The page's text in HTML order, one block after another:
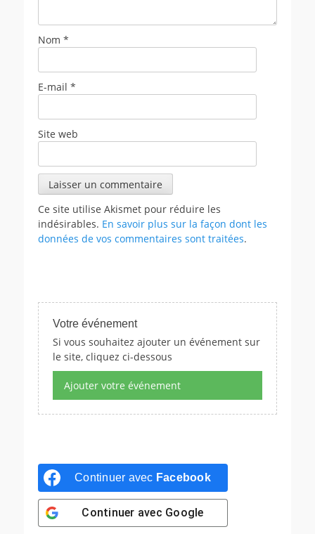
Nom *
E-mail *
Site web
Ce site utilise Akismet pour réduire les
indésirables. En savoir plus sur la façon dont les
données de vos commentaires sont traitées.
Votre événement
Si vous souhaitez ajouter un événement sur
le site, cliquez ci-dessous
Ajouter votre événement
Continuer avec Facebook
Continuer avec Google